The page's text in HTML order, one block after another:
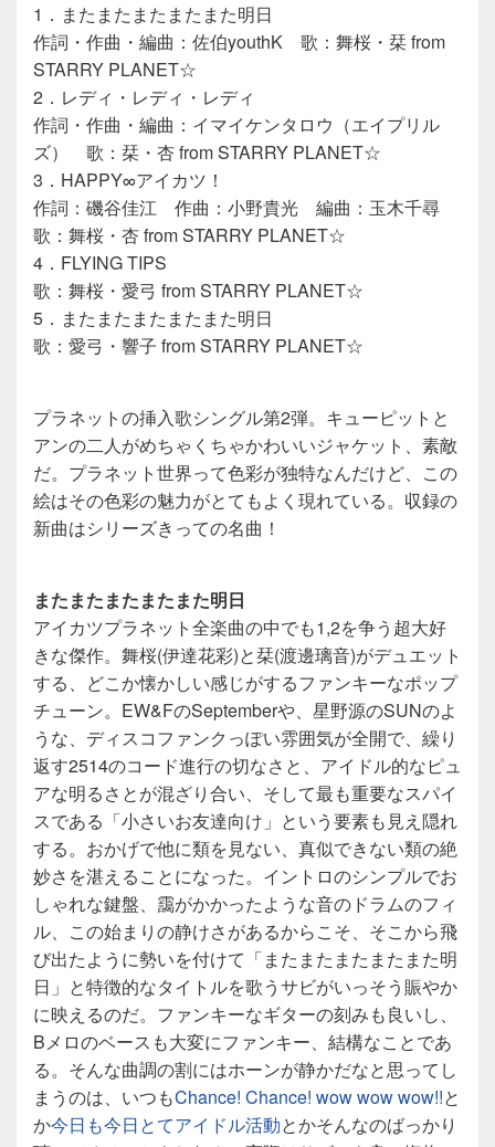
1．またまたまたまたまた明日
作詞・作曲・編曲：佐伯youthK 歌：舞桜・栞 from
STARRY PLANET☆
2．レディ・レディ・レディ
作詞・作曲・編曲：イマイケンタロウ（エイプリル
ズ） 歌：栞・杏 from STARRY PLANET☆
3．HAPPY∞アイカツ！
作詞：磯谷佳江 作曲：小野貴光 編曲：玉木千尋
歌：舞桜・杏 from STARRY PLANET☆
4．FLYING TIPS
歌：舞桜・愛弓 from STARRY PLANET☆
5．またまたまたまたまた明日
歌：愛弓・響子 from STARRY PLANET☆
プラネットの挿入歌シングル第2弾。キューピットと
アンの二人がめちゃくちゃかわいいジャケット、素敵
だ。プラネット世界って色彩が独特なんだけど、この
絵はその色彩の魅力がとてもよく現れている。収録の
新曲はシリーズきっての名曲！
またまたまたまたまた明日
アイカツプラネット全楽曲の中でも1,2を争う超大好
きな傑作。舞桜(伊達花彩)と栞(渡邊璃音)がデュエット
する、どこか懐かしい感じがするファンキーなポップ
チューン。EW&FのSeptemberや、星野源のSUNのよ
うな、ディスコファンクっぽい雰囲気が全開で、繰り
返す2514のコード進行の切なさと、アイドル的なピュ
アな明るさとが混ざり合い、そして最も重要なスパイ
スである「小さいお友達向け」という要素も見え隠れ
する。おかげで他に類を見ない、真似できない類の絶
妙さを湛えることになった。イントロのシンプルでお
しゃれな鍵盤、靄がかかったような音のドラムのフィ
ル、この始まりの静けさがあるからこそ、そこから飛
び出たように勢いを付けて「またまたまたまたまた明
日」と特徴的なタイトルを歌うサビがいっそう賑やか
に映えるのだ。ファンキーなギターの刻みも良いし、
Bメロのベースも大変にファンキー、結構なことであ
る。そんな曲調の割にはホーンが静かだなと思ってし
まうのは、いつもChance! Chance! wow wow wow!!と
か今日も今日とてアイドル活動とかそんなのばっかり